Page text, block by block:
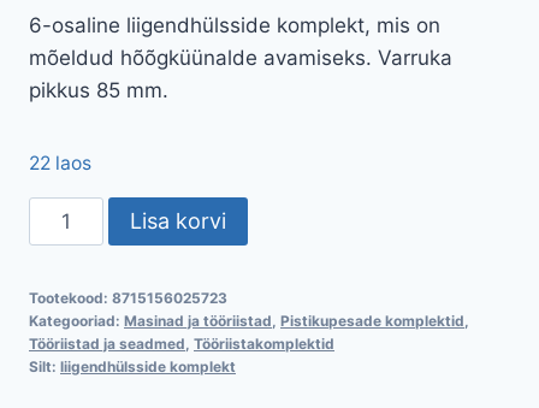
6-osaline liigendhülsside komplekt, mis on
mõeldud hõõgküünalde avamiseks. Varruka
pikkus 85 mm.
22 laos
Padrunvõtmete
komp0lekt
6
osa
StahlKaiser
Lisa korvi
Tootekood: 8715156025723
Kategooriad: Masinad ja tööriistad Pistikupesade komplektid
Tööriistad ja seadmed Tööriistakomplektid
Silt: liigendhülsside komplekt